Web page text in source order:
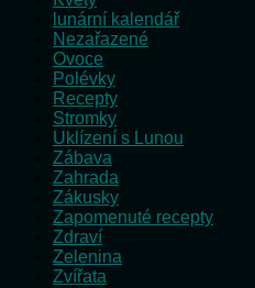
lunární kalendář
Nezařazené
Ovoce
Polévky
Recepty
Stromky
Uklízení s Lunou
Zábava
Zahrada
Zákusky
Zapomenuté recepty
Zdraví
Zelenina
Zvířata